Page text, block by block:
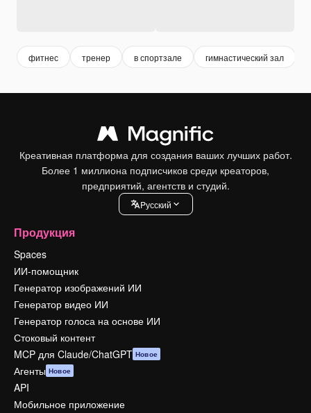
фитнес тренер в спортзале гимнастический зал
Креативная платформа для создания ваших лучших работ.
Более 1 миллиона подписчиков среди креаторов,
предприятий, агентств и студий.
Pусский
Продукция
Spaces
ИИ-помощник
Генератор изображений ИИ
Генератор видео ИИ
Генератор голоса на основе ИИ
Стоковый контент
MCP для Claude/ChatGPT Новое
Агенты Новое
API
Мобильное приложение